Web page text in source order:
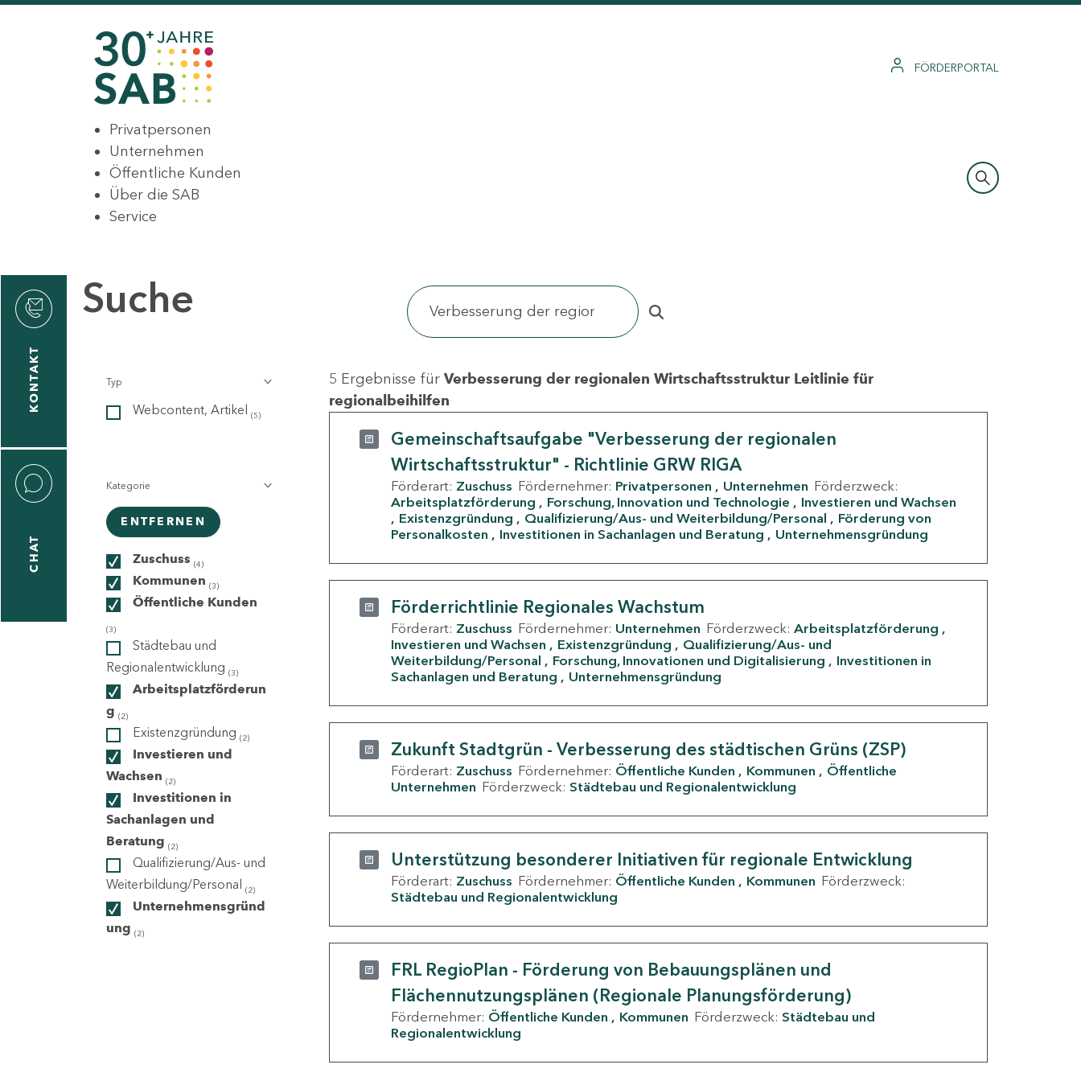
FÖRDERPORTAL
Privatpersonen
Unternehmen
Öffentliche Kunden
Über die SAB
Service
KONTAKT
CHAT
Suche
Typ
Webcontent, Artikel (5)
Kategorie
ENTFERNEN
Zuschuss (4)
Kommunen (3)
Öffentliche Kunden
(3)
Städtebau und
Regionalentwicklung (3)
Arbeitsplatzförderun
g (2)
Existenzgründung (2)
Investieren und
Wachsen (2)
Investitionen in
Sachanlagen und
Beratung (2)
Qualifizierung/Aus- und
Weiterbildung/Personal (2)
Unternehmensgründ
ung (2)
5 Ergebnisse für Verbesserung der regionalen Wirtschaftsstruktur Leitlinie für
regionalbeihilfen
Gemeinschaftsaufgabe "Verbesserung der regionalen
Wirtschaftsstruktur" - Richtlinie GRW RIGA
Förderart: Zuschuss Fördernehmer: Privatpersonen Unternehmen Förderzweck:
Arbeitsplatzförderung
Forschung, Innovation und Technologie
Investieren und Wachsen
Existenzgründung
Qualifizierung/Aus- und Weiterbildung/Personal
Förderung von
Personalkosten
Investitionen in Sachanlagen und Beratung Unternehmensgründung
Förderrichtlinie Regionales Wachstum
Förderart: Zuschuss Fördernehmer: Unternehmen Förderzweck: Arbeitsplatzförderung
Investieren und Wachsen
Existenzgründung
Qualifizierung/Aus- und
Weiterbildung/Personal
Forschung, Innovationen und Digitalisierung
Investitionen in
Sachanlagen und Beratung
Unternehmensgründung
Zukunft Stadtgrün - Verbesserung des städtischen Grüns (ZSP)
Förderart: Zuschuss Fördernehmer: Öffentliche Kunden Kommunen
Öffentliche
Unternehmen Förderzweck: Städtebau und Regionalentwicklung
Unterstützung besonderer Initiativen für regionale Entwicklung
Förderart: Zuschuss Fördernehmer: Öffentliche Kunden Kommunen Förderzweck:
Städtebau und Regionalentwicklung
FRL RegioPlan - Förderung von Bebauungsplänen und
Flächennutzungsplänen (Regionale Planungsförderung)
Fördernehmer: Öffentliche Kunden Kommunen Förderzweck: Städtebau und
Regionalentwicklung